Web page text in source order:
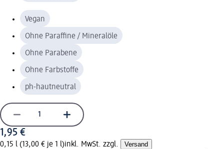
Vegan
Ohne Paraffine / Mineralöle
Ohne Parabene
Ohne Farbstoffe
ph-hautneutral
1,95 €
0,15 l (13,00 € je 1 l)inkl. MwSt. zzgl. Versand